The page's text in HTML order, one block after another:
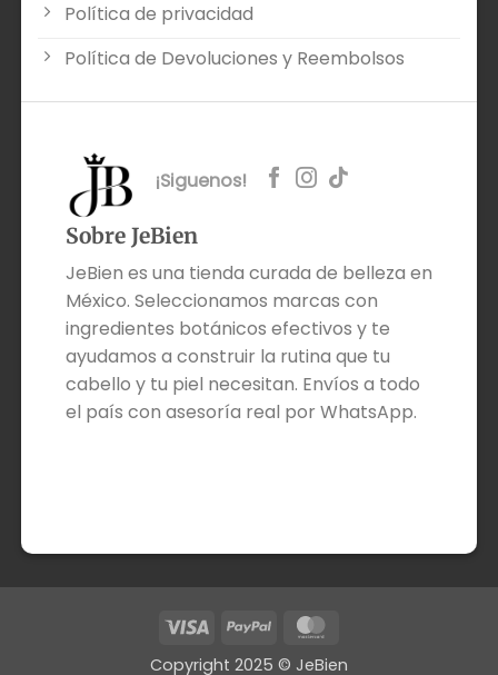
Política de privacidad
Política de Devoluciones y Reembolsos
¡Siguenos!
Sobre JeBien
JeBien es una tienda curada de belleza en
México. Seleccionamos marcas con
ingredientes botánicos efectivos y te
ayudamos a construir la rutina que tu
cabello y tu piel necesitan. Envíos a todo
el país con asesoría real por WhatsApp.
Visa PayPal
Copyright 2025 © JeBien